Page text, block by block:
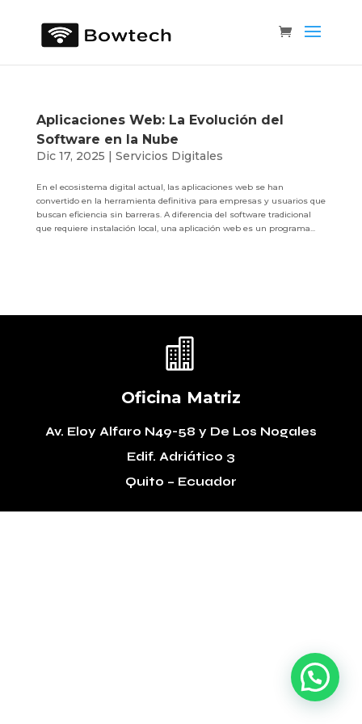
Aplicaciones Web: La Evolución del
Software en la Nube
Dic 17, 2025 | Servicios Digitales
En el ecosistema digital actual, las aplicaciones web se han
convertido en la herramienta definitiva para empresas y usuarios que
buscan eficiencia sin barreras. A diferencia del software tradicional
que requiere instalación local, una aplicación web es un programa...

Oficina Matriz
Av. Eloy Alfaro N49-58 y De Los Nogales
Edif. Adriático 3
Quito – Ecuador